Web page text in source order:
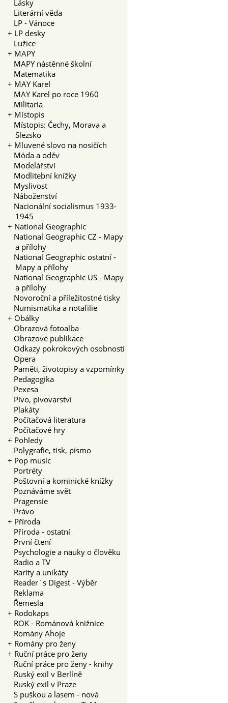
Lásky
Literární věda
LP - Vánoce
+ LP desky
Lužice
+ MAPY
MAPY nástěnné školní
Matematika
+ MAY Karel
MAY Karel po roce 1960
Militaria
+ Místopis
Místopis: Čechy, Morava a
Slezsko
+ Mluvené slovo na nosičích
Móda a oděv
Modelářství
Modlitební knížky
Myslivost
Náboženství
Nacionální socialismus 1933-
1945
+ National Geographic
National Geographic CZ - Mapy
a přílohy
National Geographic ostatní -
Mapy a přílohy
National Geographic US - Mapy
a přílohy
Novoroční a příležitostné tisky
Numismatika a notafilie
+ Obálky
Obrazová fotoalba
Obrazové publikace
Odkazy pokrokových osobností
Opera
Paměti, životopisy a vzpomínky
Pedagogika
Pexesa
Pivo, pivovarství
Plakáty
Počítačová literatura
Počítačové hry
+ Pohledy
Polygrafie, tisk, písmo
+ Pop music
Portréty
Poštovní a kominické knížky
Poznáváme svět
Pragensie
Právo
+ Příroda
Příroda - ostatní
První čtení
Psychologie a nauky o člověku
Radio a TV
Rarity a unikáty
Reader´s Digest - Výběr
Reklama
Řemesla
+ Rodokaps
ROK - Románová knižnice
Romány Ahoje
+ Romány pro ženy
+ Ruční práce pro ženy
Ruční práce pro ženy - knihy
Ruský exil v Berlíně
Ruský exil v Praze
S puškou a lasem - nová